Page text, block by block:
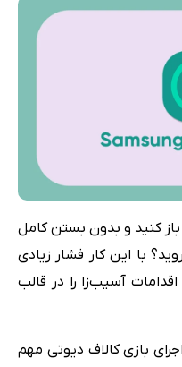
کنید و بدون بستن کامل
با این کار فشار زیادی
آسیب‌زا را در قالب
بازی کالاف دیوتی مهم